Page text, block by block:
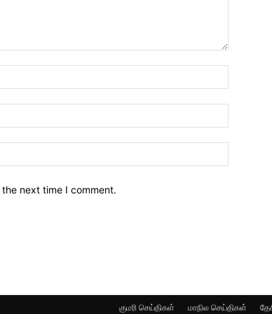
next time I comment.
குமரி செய்திகள் மாநில செய்திகள்